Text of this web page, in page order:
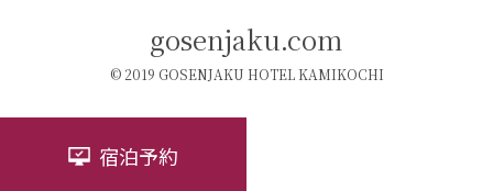
gosenjaku.com
© 2019 GOSENJAKU HOTEL KAMIKOCHI
宿泊予約